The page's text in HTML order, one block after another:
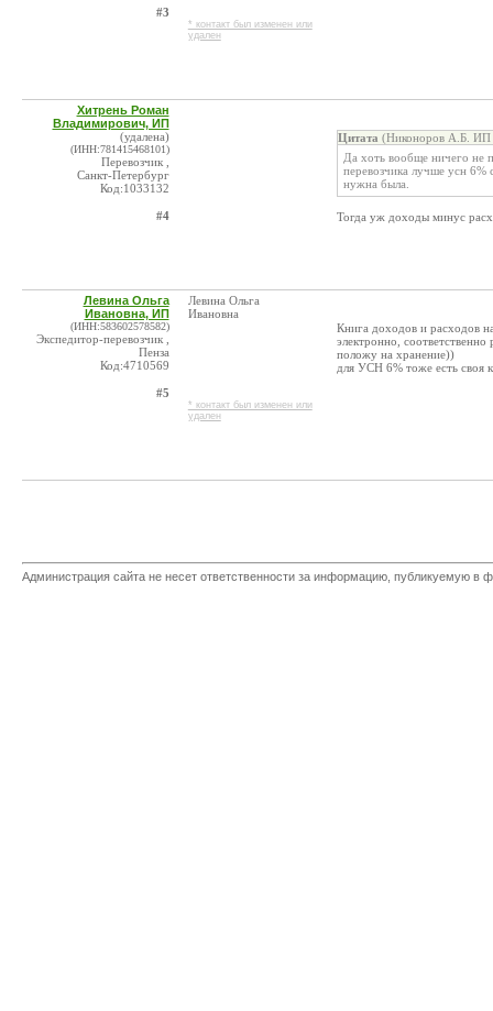
#3
* контакт был изменен или
удален
Хитрень Роман
Владимирович, ИП
(удалена)
(ИНН:781415468101)
Перевозчик ,
Санкт-Петербург
Код:1033132
#4
Цитата (Никоноров А.Б. ИП
Да хоть вообще ничего не
перевозчика лучше усн
нужна была.
Тогда уж доходы минус
Левина Ольга
Ивановна, ИП
(ИНН:583602578582)
Экспедитор-перевозчик ,
Пенза
Код:4710569
#5
Левина Ольга
Ивановна
* контакт был изменен или
удален
Книга доходов и расходов
электронно,
положу на хранение))
для УСН 6% тоже есть своя
Администрация сайта не несет ответственности за информацию, публикуемую